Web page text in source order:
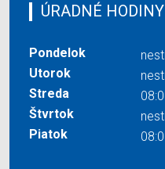
ÚRADNÉ
Pondelok
Utorok
Streda
Štvrtok
Piatok